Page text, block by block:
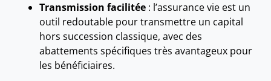
Transmission facilitée : l’assurance vie est un
outil redoutable pour transmettre un capital
hors succession classique, avec des
abattements spécifiques très avantageux pour
les bénéficiaires.